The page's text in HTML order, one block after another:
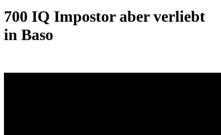
700 IQ Impostor aber verliebt
in Baso